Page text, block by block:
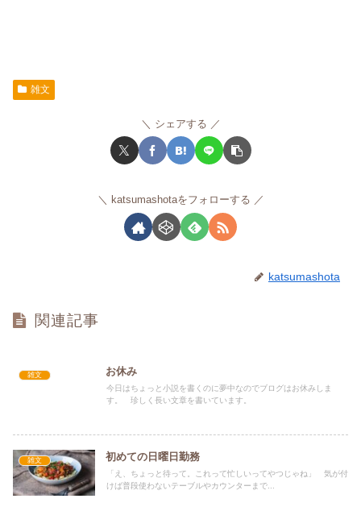
雑文
シェアする
katsumashotaをフォローする
katsumashota
関連記事
雑文 お休み
今日はちょっと小説を書くのに夢中なのでブログはお休みしま
す。 珍しく長い文章を書いています。
雑文 初めての日曜日勤務
「え、ちょっと待って。これって忙しいってやつじゃね」 気が付
けば普段使わないテーブルやカウンターまで...